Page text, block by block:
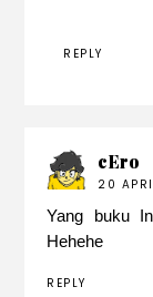
REPLY
cEro
20
Yang buku
Hehehe
REPLY